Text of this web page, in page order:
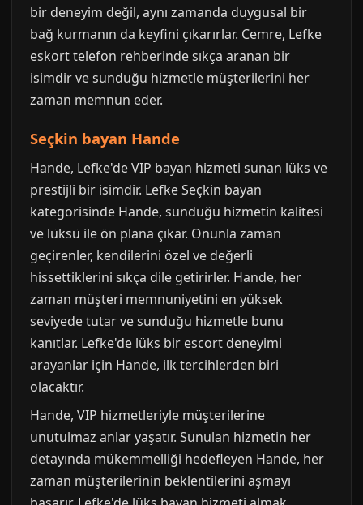
bir deneyim değil, aynı zamanda duygusal bir
bağ kurmanın da keyfini çıkarırlar. Cemre, Lefke
eskort telefon rehberinde sıkça aranan bir
isimdir ve sunduğu hizmetle müşterilerini her
zaman memnun eder.
Seçkin bayan Hande
Hande, Lefke'de VIP bayan hizmeti sunan lüks ve
prestijli bir isimdir. Lefke Seçkin bayan
kategorisinde Hande, sunduğu hizmetin kalitesi
ve lüksü ile ön plana çıkar. Onunla zaman
geçirenler, kendilerini özel ve değerli
hissettiklerini sıkça dile getirirler. Hande, her
zaman müşteri memnuniyetini en yüksek
seviyede tutar ve sunduğu hizmetle bunu
kanıtlar. Lefke'de lüks bir escort deneyimi
arayanlar için Hande, ilk tercihlerden biri
olacaktır.
Hande, VIP hizmetleriyle müşterilerine
unutulmaz anlar yaşatır. Sunulan hizmetin her
detayında mükemmelliği hedefleyen Hande, her
zaman müşterilerinin beklentilerini aşmayı